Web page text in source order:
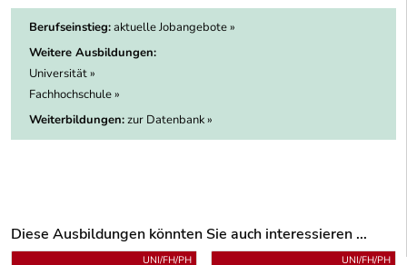
Berufseinstieg:aktuelle Jobangebote »
Weitere Ausbildungen:
Universität »
Fachhochschule »
Weiterbildungen:zur Datenbank »
Diese Ausbildungen könnten Sie auch interessieren ...
Uber weitere Ausbildungsvorschläge
UNI/FH/PH UNI/FH/PH